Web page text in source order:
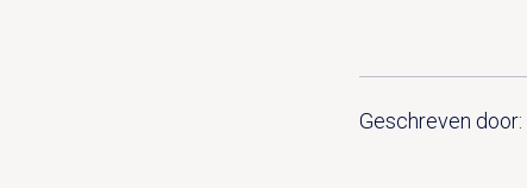
Geschreven door: